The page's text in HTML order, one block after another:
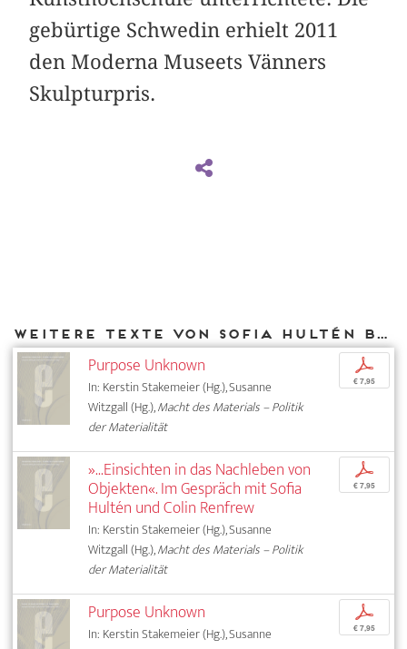
gebürtige Schwedin erhielt 2011
den Moderna Museets Vänners
Skulpturpris.
Weitere Texte von Sofia Hultén bei DIAPHANES
Purpose Unknown
In: Kerstin Stakemeier (Hg.), Susanne
Witzgall (Hg.),Macht des Materials – Politik
der Materialität
p
€ 7,95
»...Einsichten in das Nachleben von
Objekten«. Im Gespräch mit Sofia
Hultén und Colin Renfrew
In: Kerstin Stakemeier (Hg.), Susanne
Witzgall (Hg.),Macht des Materials – Politik
der Materialität
p
€ 7,95
Purpose Unknown
In: Kerstin Stakemeier (Hg.), Susanne
p
€ 7,95